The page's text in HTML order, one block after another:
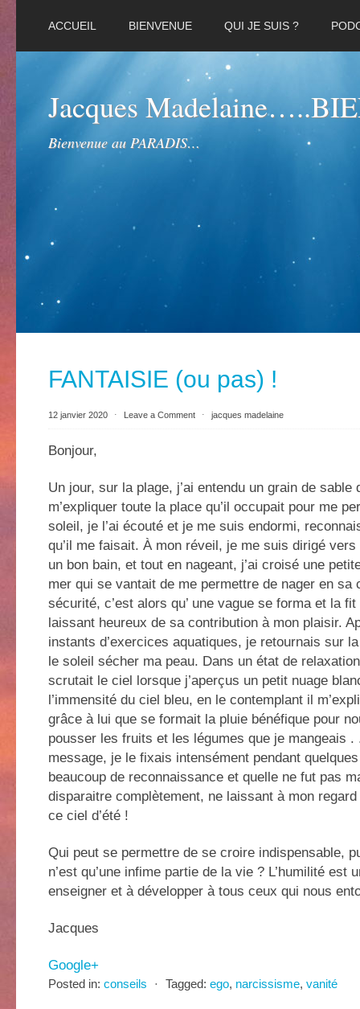
ACCUEIL BIENVENUE QUI JE SUIS ?
Jacques
Bienvenue au PARADIS…
FANTAISIE (ou pas) !
12 janvier 2020 ⋅ Leave a Comment ⋅ jacques madelaine
Bonjour,
Un jour, sur la plage, j’ai entendu un grain de sable
m’expliquer toute la place qu’il occupait pour me
soleil, je l’ai écouté et je me suis endormi,
qu’il me faisait. À mon réveil, je me suis dirigé
un bon bain, et tout en nageant, j’ai croisé une
mer qui se vantait de me permettre de nager en sa
sécurité, c’est alors qu’ une vague se forma et la
laissant heureux de sa contribution à mon plaisir.
instants d’exercices aquatiques, je retournais sur
le soleil sécher ma peau. Dans un état de
scrutait le ciel lorsque j’aperçus un petit nuage
l’immensité du ciel bleu, en le contemplant il
grâce à lui que se formait la pluie bénéfique pour
pousser les fruits et les légumes que je mangeais
message, je le fixais intensément pendant
beaucoup de reconnaissance et quelle ne fut pas
disparaitre complètement, ne laissant à mon
ce ciel d’été !
Qui peut se permettre de se croire indispensable,
n’est qu’une infime partie de la vie ? L’humilité est
enseigner et à développer à tous ceux qui nous
Jacques
Google+
Posted in: conseils ⋅ Tagged: ego, narcissisme, vanité